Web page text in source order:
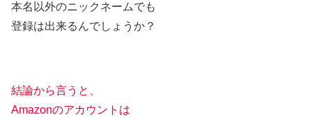
本名以外のニックネームでも
登録は出来るんでしょうか？
結論から言うと、
Amazonのアカウントは